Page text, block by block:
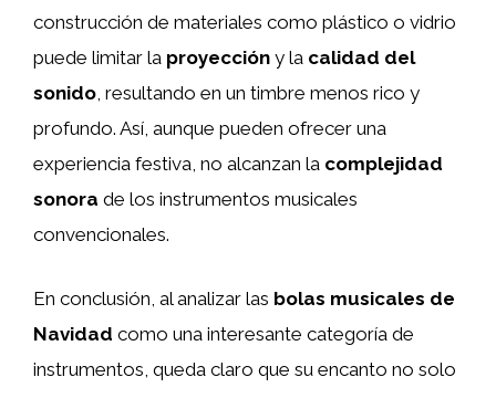
construcción de materiales como plástico o vidrio
puede limitar la proyección y la calidad del
sonido, resultando en un timbre menos rico y
profundo. Así, aunque pueden ofrecer una
experiencia festiva, no alcanzan la complejidad
sonora de los instrumentos musicales
convencionales.
En conclusión, al analizar las bolas musicales de
Navidad como una interesante categoría de
instrumentos, queda claro que su encanto no solo